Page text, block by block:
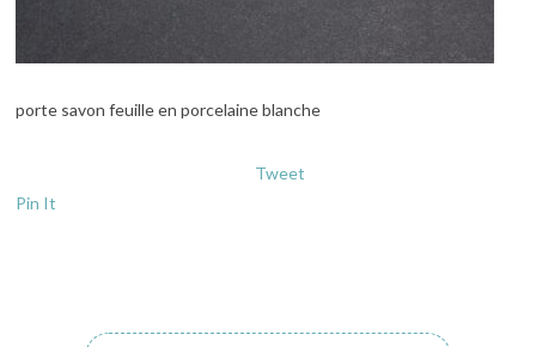
porte savon feuille en porcelaine blanche
Tweet
Pin It